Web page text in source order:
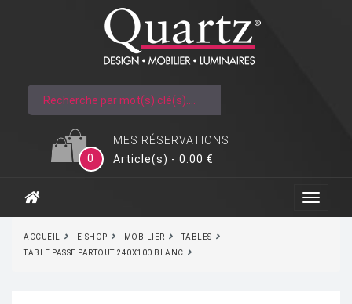
MES RÉSERVATIONS
0
Article(s) - 0.00 €
ACCUEIL E-SHOP MOBILIER
TABLES
TABLE PASSE PARTOUT 240X100 BLANC